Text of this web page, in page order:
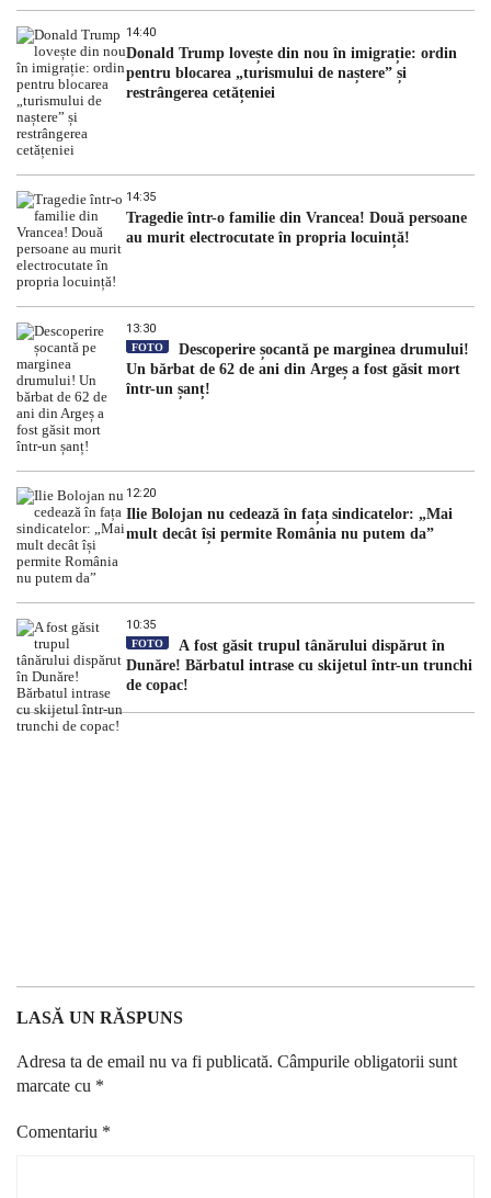
14:40
Donald Trump lovește din nou în imigrație: ordin
pentru blocarea „turismului de naștere” și
restrângerea cetățeniei
14:35
Tragedie într-o familie din Vrancea! Două persoane
au murit electrocutate în propria locuință!
13:30
FOTO
Descoperire șocantă pe marginea drumului!
Un bărbat de 62 de ani din Argeș a fost găsit mort
într-un șanț!
12:20
Ilie Bolojan nu cedează în fața sindicatelor: „Mai
mult decât își permite România nu putem da”
10:35
FOTO
A fost găsit trupul tânărului dispărut în
Dunăre! Bărbatul intrase cu skijetul într-un trunchi
de copac!
LASĂ UN RĂSPUNS
Adresa ta de email nu va fi publicată. Câmpurile obligatorii sunt
marcate cu *
Comentariu *